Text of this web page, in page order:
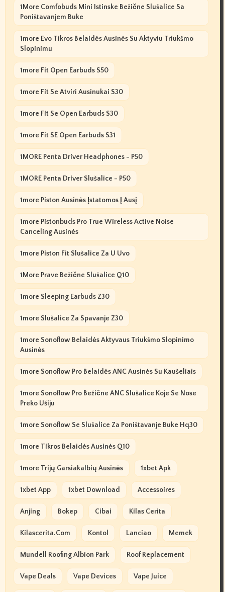
1More Comfobuds Mini Istinske Bežične Slušalice Sa
Poništavanjem Buke
1more Evo Tikros Belaidės Ausinės Su Aktyviu Triukšmo
Slopinimu
1more Fit Open Earbuds S50
1more Fit Se Atviri Ausinukai S30
1more Fit Se Open Earbuds S30
1more Fit SE Open Earbuds S31
1MORE Penta Driver Headphones - P50
1MORE Penta Driver Slušalice - P50
1more Piston Ausinės Įstatomos Į Ausį
1more Pistonbuds Pro True Wireless Active Noise
Canceling Ausinės
1more Piston Fit Slušalice Za U Uvo
1More Prave Bežične Slušalice Q10
1more Sleeping Earbuds Z30
1more Slušalice Za Spavanje Z30
1more Sonoflow Belaidės Aktyvaus Triukšmo Slopinimo
Ausinės
1more Sonoflow Pro Belaidės ANC Ausinės Su Kaušeliais
1more Sonoflow Pro Bežične ANC Slušalice Koje Se Nose
Preko Ušiju
1more Sonoflow Se Slušalice Za Poništavanje Buke Hq30
1more Tikros Belaidės Ausinės Q10
1more Trijų Garsiakalbių Ausinės 1xbet Apk
1xbet App 1xbet Download Accessoires
Anjing Bokep Cibai Kilas Cerita
Kilascerita.com Kontol Lanciao Memek
Mundell Roofing Albion Park Roof Replacement
Vape Deals Vape Devices Vape Juice